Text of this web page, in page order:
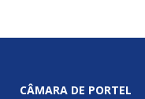
CÂMARA DE PORTEL